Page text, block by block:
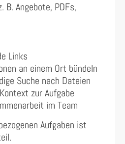
B. Angebote, PDFs,
Links
an einem Ort bündeln
Suche nach Dateien
zur Aufgabe
im Team
Aufgaben ist